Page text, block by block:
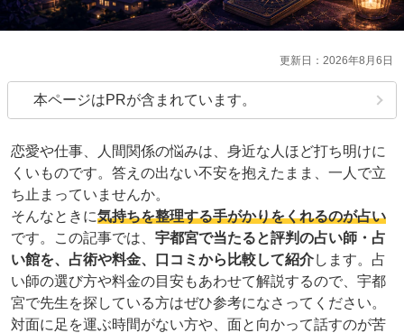
2026年8月6日
本ページはPRが含まれています。
恋愛や仕事、人間関係の悩みは、身近な人ほど打ち明けに
くいものです。答えの出ない不安を抱えたまま、一人で立
ち止まっていませんか。
そんなときに気持ちを整理する手がかりをくれるのが占い
です。この記事では、 宇都宮で当たると評判の占い師・占
い館を、占術や料金、口コミから比較して紹介します。占
い師の選び方や料金の目安もあわせて解説するので、宇都
宮で先生を探している方はぜひ参考になさってください。
対面に足を運ぶ時間がない方や、面と向かって話すのが苦